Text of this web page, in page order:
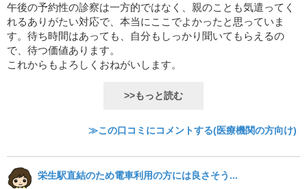
午後の予約性の診察は一方的ではなく、親のことも気遣ってく
れるありがたい対応で、本当にここでよかったと思っていま
す。待ち時間はあっても、自分もしっかり聞いてもらえるの
で、待つ価値あります。
これからもよろしくおねがいします。
>>もっと読む
≫この口コミにコメントする(医療機関の方向け)
栄生駅直結のため電車利用の方には良さそう...